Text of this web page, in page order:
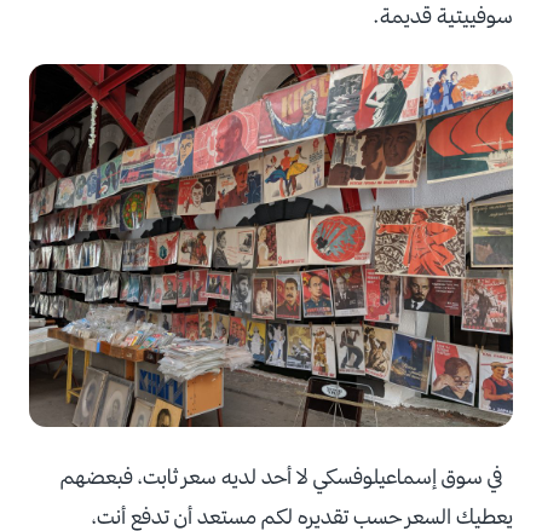
سوفييتية قديمة.
في سوق إسماعيلوفسكي لا أحد لديه سعر ثابت، فبعضهم
يعطيك السعر حسب تقديره لكم مستعد أن تدفع أنت،